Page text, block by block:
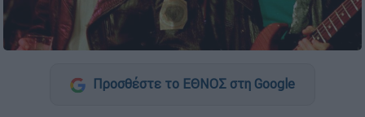
Προσθέστε το ΕΘΝΟΣ στη Google